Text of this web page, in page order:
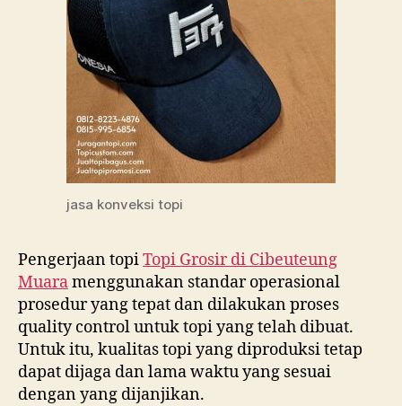
jasa konveksi topi
Pengerjaan topiTopi Grosir di Cibeuteung
Muaramenggunakan standar operasional
prosedur yang tepat dan dilakukan proses
quality control untuk topi yang telah dibuat.
Untuk itu, kualitas topi yang diproduksi tetap
dapat dijaga dan lama waktu yang sesuai
dengan yang dijanjikan.